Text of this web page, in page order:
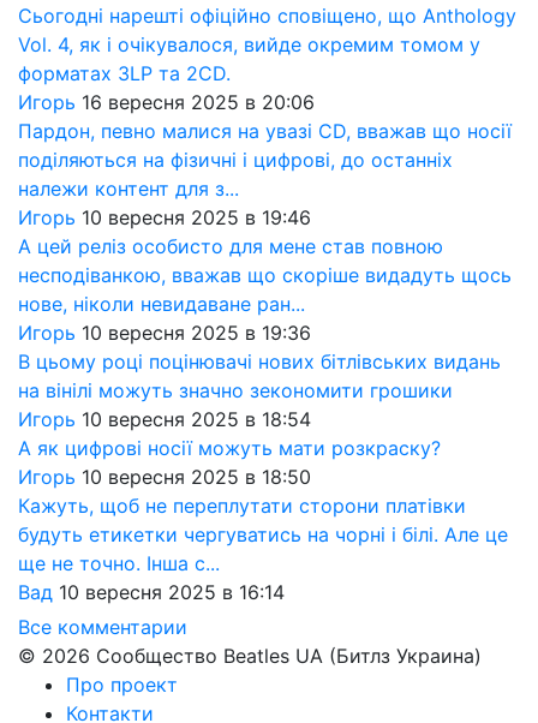
Сьогодні нарешті офіційно сповіщено, що Anthology
Vol. 4, як і очікувалося, вийде окремим томом у
форматах 3LP та 2CD.
Игорь 16 вересня 2025 в 20:06
Пардон, певно малися на увазі CD, вважав що носії
поділяються на фізичні і цифрові, до останніх
належи контент для з...
Игорь 10 вересня 2025 в 19:46
А цей реліз особисто для мене став повною
несподіванкою, вважав що скоріше видадуть щось
нове, ніколи невидаване ран...
Игорь 10 вересня 2025 в 19:36
В цьому році поцінювачі нових бітлівських видань
на вінілі можуть значно зекономити грошики
Игорь 10 вересня 2025 в 18:54
А як цифрові носії можуть мати розкраску?
Игорь 10 вересня 2025 в 18:50
Кажуть, щоб не переплутати сторони платівки
будуть етикетки чергуватись на чорні і білі. Але це
ще не точно. Інша с...
Вад 10 вересня 2025 в 16:14
Все комментарии
© 2026 Сообщество Beatles UA (Битлз Украина)
Про проект
Контакти